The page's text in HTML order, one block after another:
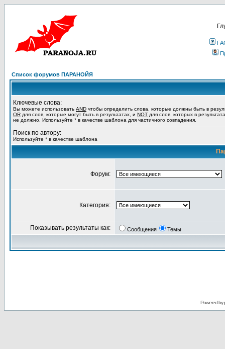
Список форумов ПАРАНОЙЯ
Ключевые слова:
Вы можете использовать AND чтобы определить слова, которые должны быть в
OR для слов, которые могут быть в результатах, и NOT для слов, которых в
не должно. Используйте * в качестве шаблона для частичного совпадения.
Поиск по автору:
Используйте * в качестве шаблона
Форум:
Категория:
Показывать результаты как: Сообщения Темы
Powered by